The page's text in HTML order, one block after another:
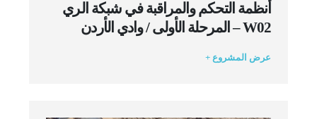
أنظمة التحكم والمراقبة في شبكة الري
W02 – المرحلة الأولى / وادي الأردن
عرض المشروع +